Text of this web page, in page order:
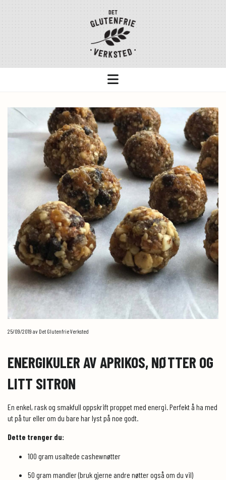
25/09/2019 av Det Glutenfrie Verksted
ENERGIKULER AV APRIKOS, NØTTER OG
LITT SITRON
En enkel, rask og smakfull oppskrift proppet med energi. Perfekt å ha med
ut på tur eller om du bare har lyst på noe godt.
Dette trenger du:
100 gram usaltede cashewnøtter
50 gram mandler (bruk gjerne andre nøtter også om du vil)